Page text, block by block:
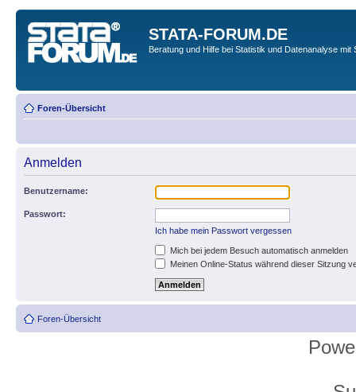
STATA-FORUM.DE
Beratung und Hilfe bei Statistik und Datenanalyse mit
Foren-Übersicht
Anmelden
Benutzername:
Passwort:
Ich habe mein Passwort vergessen
Mich bei jedem Besuch automatisch anmelden
Meinen Online-Status während dieser Sitzung
Foren-Übersicht